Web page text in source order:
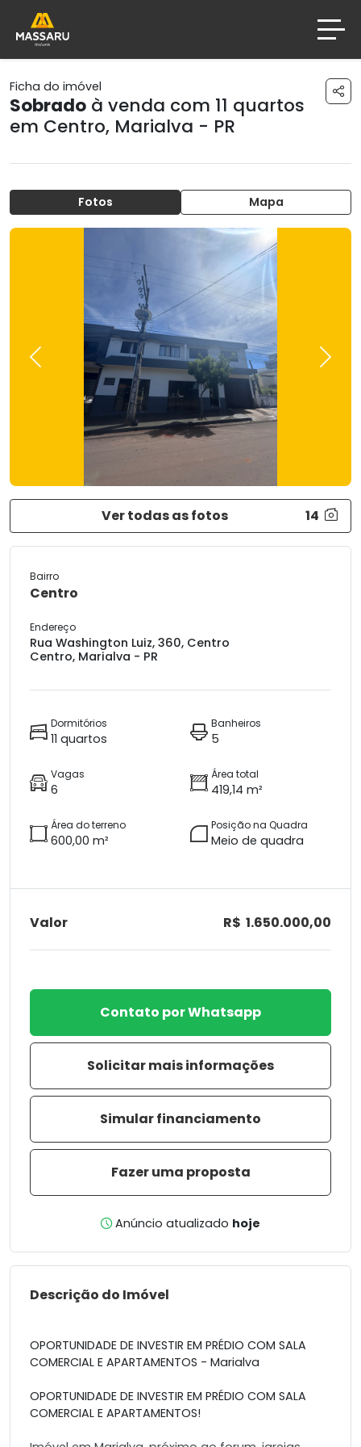
Ficha do imóvel
Sobrado à venda com 11 quartos
em Centro, Marialva - PR
Fotos Mapa
Previous Next
Ver todas as fotos 14
Bairro
Centro
Endereço
Rua Washington Luiz, 360, Centro
Centro, Marialva - PR
Dormitórios
11 quartos
Banheiros
5
Vagas
6
Área total
419,14 m²
Área do terreno
600,00 m²
Posição na Quadra
Meio de quadra
Valor R$ 1.650.000,00
Contato por Whatsapp
Solicitar mais informações
Simular financiamento
Fazer uma proposta
Anúncio atualizado hoje
Descrição do Imóvel
OPORTUNIDADE DE INVESTIR EM PRÉDIO COM SALA
COMERCIAL E APARTAMENTOS - Marialva
OPORTUNIDADE DE INVESTIR EM PRÉDIO COM SALA
COMERCIAL E APARTAMENTOS!